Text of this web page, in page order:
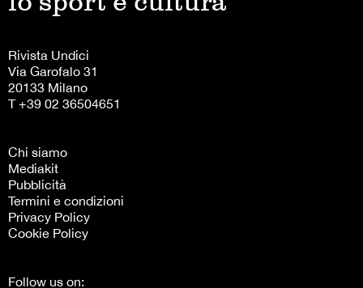
Rivista Undici
Via Garofalo 31
20133 Milano
T +39 02 36504651
Chi siamo
Mediakit
Pubblicità
Termini e condizioni
Privacy Policy
Cookie Policy
Follow us on: